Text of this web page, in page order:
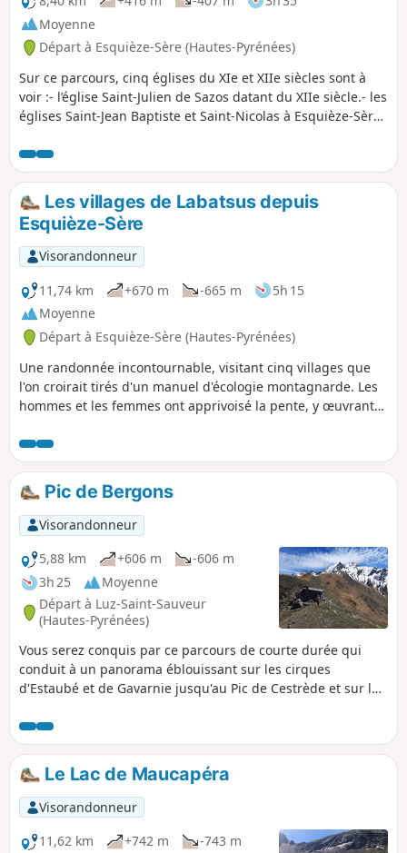
Moyenne
Départ à Esquièze-Sère (Hautes-Pyrénées)
Sur ce parcours, cinq églises du XIe et XIIe siècles sont à
voir :- l’église Saint-Julien de Sazos datant du XIIe siècle.- les
églises Saint-Jean Baptiste et Saint-Nicolas à Esquièze-Sère :
basilical pour l’un et abritant d’anciennes chapelles pour
l’autre. Visite juillet/août, 16h-18h.- l’église Saint-Michel de
Vizos datant du XIIe siècle.- l’église Saints-Pierre et Paul de
Saligos datant du XIIe siècle.
Les villages de Labatsus depuis
Esquièze-Sère
Visorandonneur
11,74 km
+670 m -665 m
5h 15
Moyenne
Départ à Esquièze-Sère (Hautes-Pyrénées)
Une randonnée incontournable, visitant cinq villages que
l'on croirait tirés d'un manuel d'écologie montagnarde. Les
hommes et les femmes ont apprivoisé la pente, y œuvrant
aujourd'hui auréolé d'un appellation d'origine contrôlée.
Une activité à qui l'on doit ces paysages attachants de
jardins d'altitude, prés fleuris et minutieusement délimités
par des haies de frênes, sentiers en balcon et terrasses sur
murets de soutènement.
Pic de Bergons
Visorandonneur
5,88 km
+606 m
-606 m
3h 25
Moyenne
Départ à Luz-Saint-Sauveur
(Hautes-Pyrénées)
Vous serez conquis par ce parcours de courte durée qui
conduit à un panorama éblouissant sur les cirques
d'Estaubé et de Gavarnie jusqu'au Pic de Cestrède et sur les
Le Lac de Maucapéra
Visorandonneur
11,62 km
+742 m
-743 m